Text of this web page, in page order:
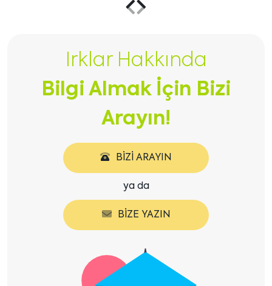
Önceki
göster
göster
Irklar Hakkında
Bilgi Almak İçin Bizi
Arayın!
BIZI ARAYIN
ya da
BIZE YAZIN